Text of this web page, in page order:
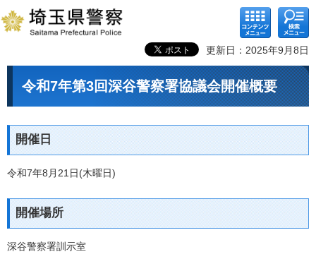
コンテ
ンツメ
ニュー
検索メ
ニュー
更新日：2025年9月8日
令和7年第3回深谷警察署協議会開催概要
開催日
令和7年8月21日(木曜日)
開催場所
深谷警察署訓示室